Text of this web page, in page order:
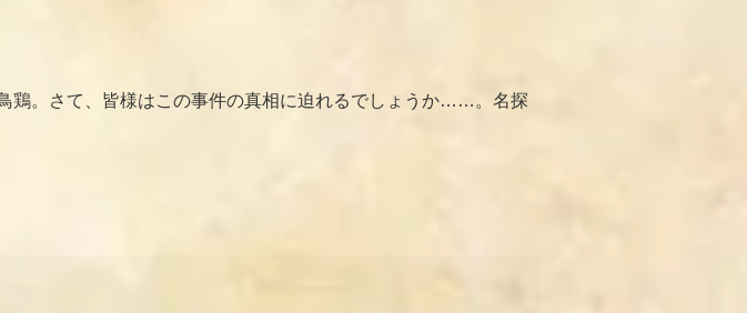
鶏。さて、皆様はこの事件の真相に迫れるでしょうか……。名探